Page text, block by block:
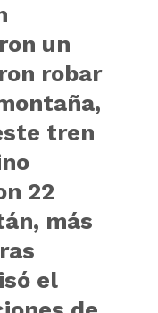
un
robar
tren
22
más
el